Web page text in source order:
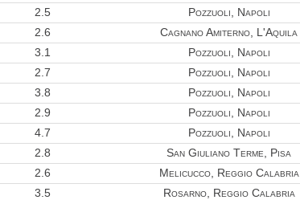
2.5 Pozzuoli, Napoli
2.6 Cagnano Amiterno, L'Aquila
3.1 Pozzuoli, Napoli
2.7 Pozzuoli, Napoli
3.8 Pozzuoli, Napoli
2.9 Pozzuoli, Napoli
4.7 Pozzuoli, Napoli
2.8 San Giuliano Terme, Pisa
2.6 Melicucco, Reggio Calabria
3.5 Rosarno, Reggio Calabria